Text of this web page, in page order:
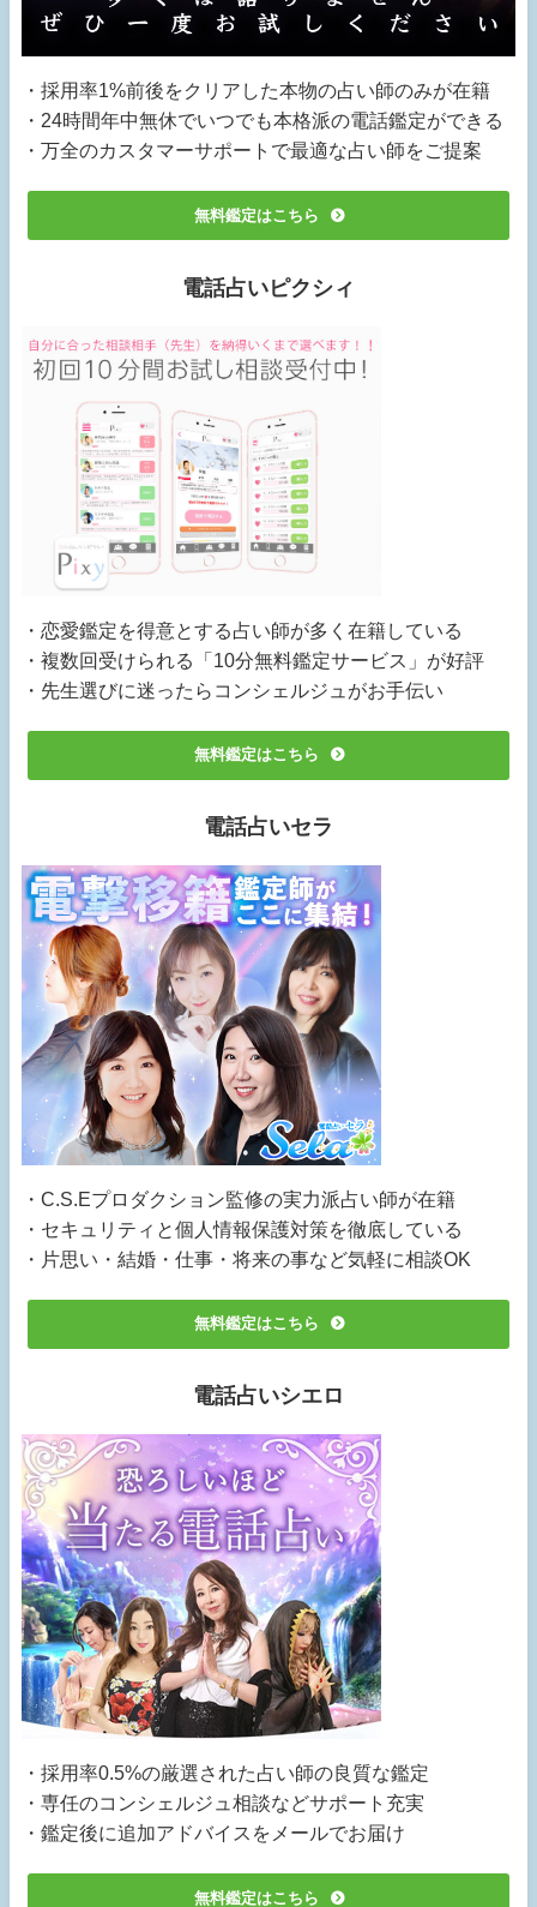
・採用率1%前後をクリアした本物の占い師のみが在籍
・24時間年中無休でいつでも本格派の電話鑑定ができる
・万全のカスタマーサポートで最適な占い師をご提案
無料鑑定はこちら
電話占いピクシィ
・恋愛鑑定を得意とする占い師が多く在籍している
・複数回受けられる「10分無料鑑定サービス」が好評
・先生選びに迷ったらコンシェルジュがお手伝い
無料鑑定はこちら
電話占いセラ
・C.S.Eプロダクション監修の実力派占い師が在籍
・セキュリティと個人情報保護対策を徹底している
・片思い・結婚・仕事・将来の事など気軽に相談OK
無料鑑定はこちら
電話占いシエロ
・採用率0.5%の厳選された占い師の良質な鑑定
・専任のコンシェルジュ相談などサポート充実
・鑑定後に追加アドバイスをメールでお届け
無料鑑定はこちら